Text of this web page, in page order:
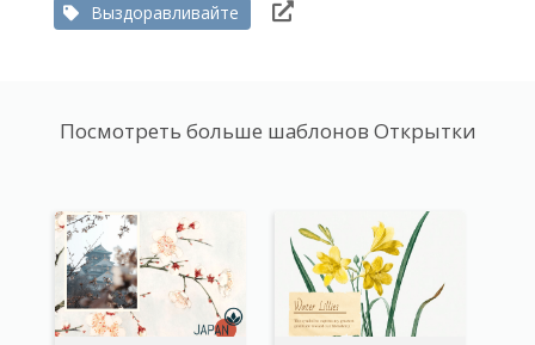
Выздоравливайте
Посмотреть больше шаблонов Открытки